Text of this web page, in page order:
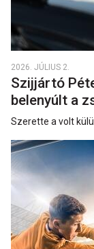
2026. JÚLIUS 2.
Szijjártó
belenyúlt a
Szerette a volt